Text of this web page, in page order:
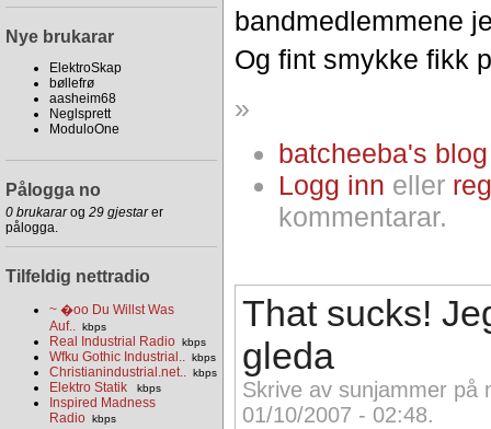
Nye brukarar
ElektroSkap
bøllefrø
aasheim68
Neglsprett
ModuloOne
Pålogga no
0 brukararog 29 gjestarer
pålogga.
Tilfeldig nettradio
~ �oo Du Willst Was
Auf.. kbps
Real Industrial Radio kbps
Wfku Gothic Industrial.. kbps
Christianindustrial.net.. kbps
Elektro Statik kbps
Inspired Madness
Radio kbps
bandmedlemmene
Og fint smykke fikk
»
batcheeba's blog
Logg inn eller
kommentarar.
That sucks!
gleda
Skrive av sunjammer på
01/10/2007 - 02:48.